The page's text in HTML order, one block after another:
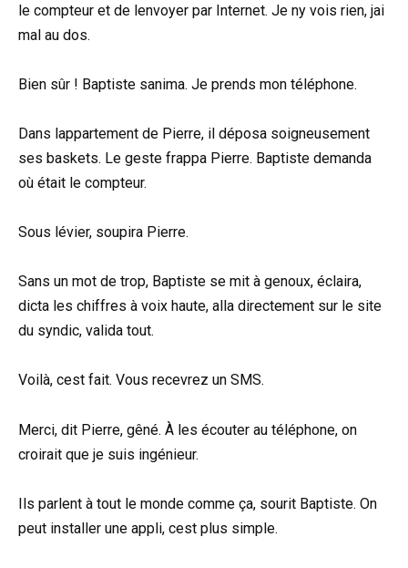
le compteur et de lenvoyer par Internet. Je ny vois rien, jai
mal au dos.
Bien sûr ! Baptiste sanima. Je prends mon téléphone.
Dans lappartement de Pierre, il déposa soigneusement
ses baskets. Le geste frappa Pierre. Baptiste demanda
où était le compteur.
Sous lévier, soupira Pierre.
Sans un mot de trop, Baptiste se mit à genoux, éclaira,
dicta les chiffres à voix haute, alla directement sur le site
du syndic, valida tout.
Voilà, cest fait. Vous recevrez un SMS.
Merci, dit Pierre, gêné. À les écouter au téléphone, on
croirait que je suis ingénieur.
Ils parlent à tout le monde comme ça, sourit Baptiste. On
peut installer une appli, cest plus simple.